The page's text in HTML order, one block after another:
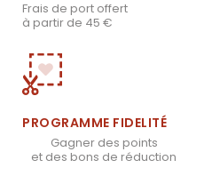
Frais de port offert
à partir de 45 €
PROGRAMME FIDELITÉ
Gagner des points
et des bons de réduction